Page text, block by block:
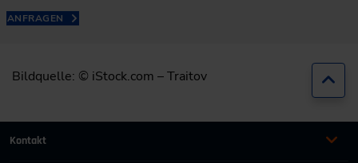
ANFRAGEN
Bildquelle: © iStock.com – Traitov
Kontakt